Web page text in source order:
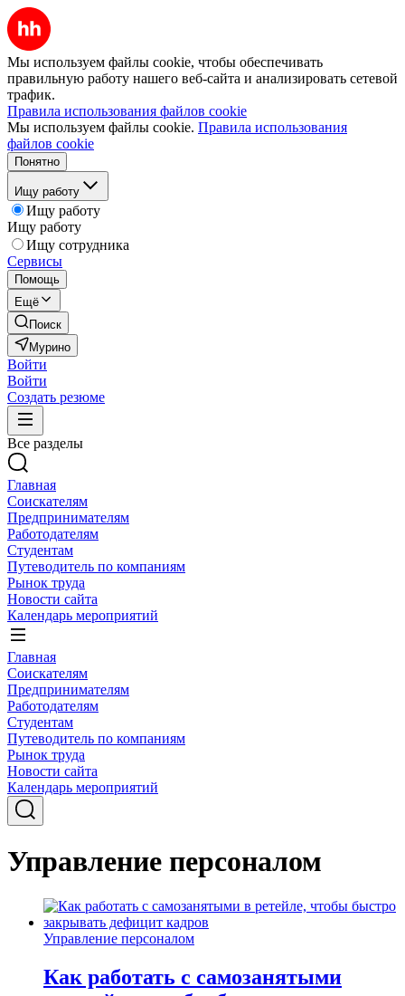
Мы используем файлы cookie, чтобы обеспечивать
правильную работу нашего веб-сайта и анализировать сетевой
трафик.
Правила использования файлов cookie
Мы используем файлы cookie. Правила использования
файлов cookie
Понятно
Ищу работу
Ищу работу
Ищу работу
Ищу сотрудника
Сервисы
Помощь
Ещё
Поиск
Мурино
Войти
Войти
Создать резюме
Все разделы
Главная
Соискателям
Предпринимателям
Работодателям
Студентам
Путеводитель по компаниям
Рынок труда
Новости сайта
Календарь мероприятий
Главная
Соискателям
Предпринимателям
Работодателям
Студентам
Путеводитель по компаниям
Рынок труда
Новости сайта
Календарь мероприятий
Управление персоналом
Управление персоналом
Как работать с самозанятыми